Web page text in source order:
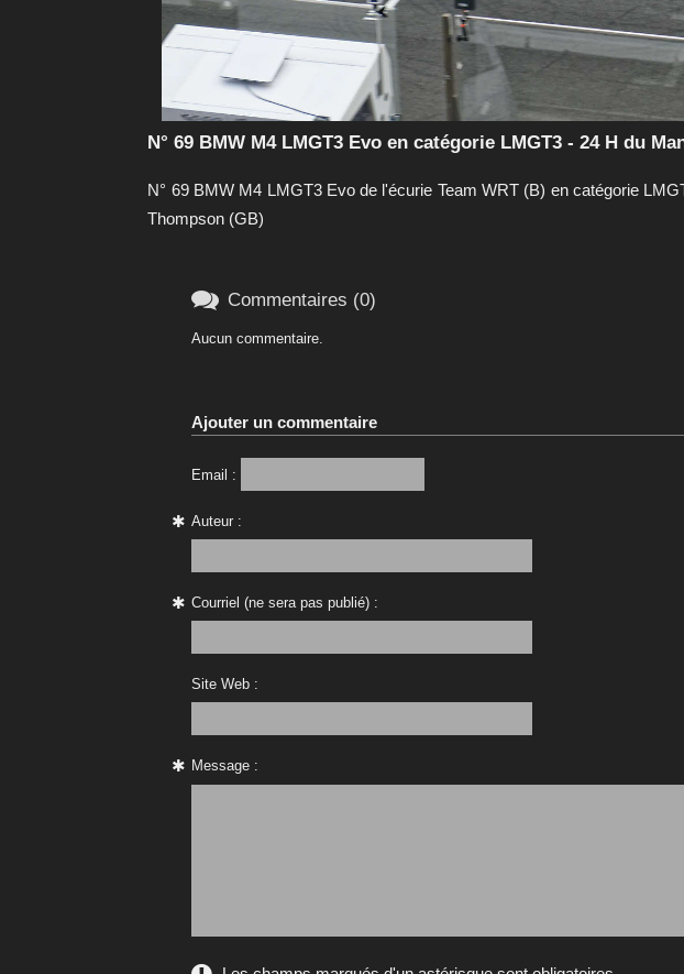
N° 69 BMW M4 LMGT3 Evo en catégorie LMGT3 - 24 H du
N° 69 BMW M4 LMGT3 Evo de l'écurie Team WRT (B) en catégorie
Thompson (GB)
 Commentaires (0)
Aucun commentaire.
Ajouter un commentaire
Email :
Auteur :
Courriel (ne sera pas publié) :
Site Web :
Message :